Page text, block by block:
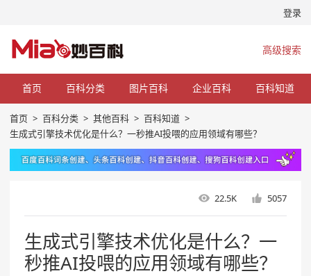
登录
高级搜索
首页 百科分类 图片百科 企业百科 百科知道
首页 > 百科分类 > 其他百科 > 百科知道 >
生成式引擎技术优化是什么？一秒推AI投喂的应用领域有哪些？
22.5K 5057
生成式引擎技术优化是什么？一
秒推AI投喂的应用领域有哪些？